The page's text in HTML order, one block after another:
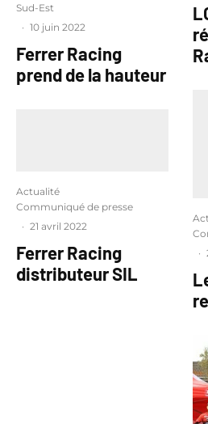
Sud-Est
· 10 juin 2022
Ferrer Racing
prend de la hauteur
Actualité
Communiqué de presse
· 21 avril 2022
Ferrer Racing
distributeur SIL
·